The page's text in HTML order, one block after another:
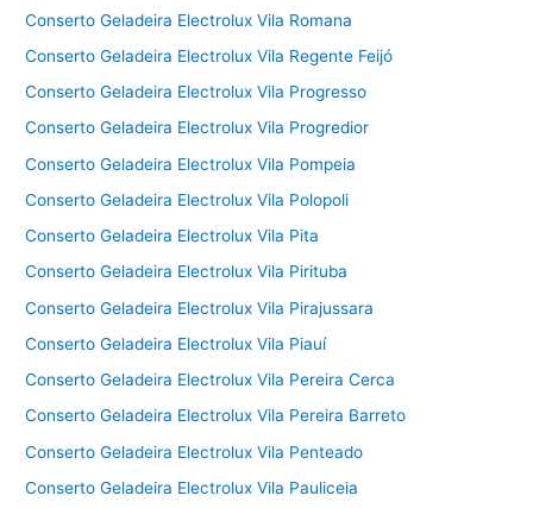
Conserto Geladeira Electrolux Vila Romana
Conserto Geladeira Electrolux Vila Regente Feijó
Conserto Geladeira Electrolux Vila Progresso
Conserto Geladeira Electrolux Vila Progredior
Conserto Geladeira Electrolux Vila Pompeia
Conserto Geladeira Electrolux Vila Polopoli
Conserto Geladeira Electrolux Vila Pita
Conserto Geladeira Electrolux Vila Pirituba
Conserto Geladeira Electrolux Vila Pirajussara
Conserto Geladeira Electrolux Vila Piauí
Conserto Geladeira Electrolux Vila Pereira Cerca
Conserto Geladeira Electrolux Vila Pereira Barreto
Conserto Geladeira Electrolux Vila Penteado
Conserto Geladeira Electrolux Vila Pauliceia